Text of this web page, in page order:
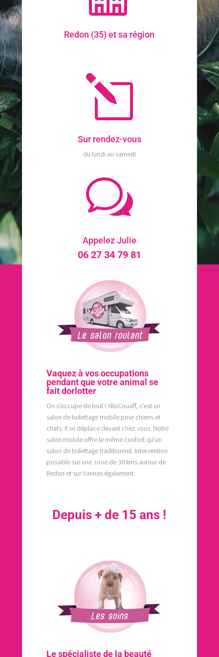
Redon (35) et sa région
l
Sur rendez-vous
du lundi au samedi
w
Appelez Julie
06 27 34 79 81
Vaquez à vos occupations
pendant que votre animal se
fait dorlotter
On s’occupe de tout ! AlloCouaff, c’est un
salon de toilettage mobile pour chiens et
chats. Il se déplace devant chez vous. Notre
salon mobile offre le même confort qu’un
salon de toilettage traditionnel. Intervention
possible sur une zone de 30 kms autour de
Redon et sur Vannes également.
Depuis + de 15 ans !
Le spécialiste de la beauté